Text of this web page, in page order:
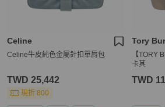
Celine
Celine牛皮純色金屬針扣單肩包
TWD 25,442
現折 800
Tory
【TORY
卡其
TWD